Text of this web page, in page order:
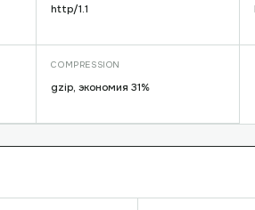
http/1.1
COMPRESSION
gzip, экономия 31%